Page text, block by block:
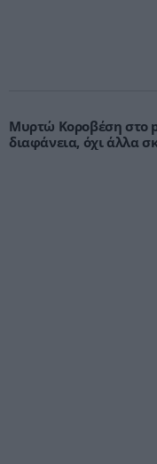
Μυρτώ Κοροβέση στο
διαφάνεια, όχι άλλα